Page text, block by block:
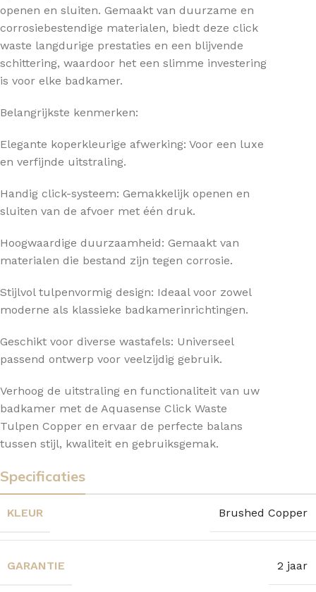
openen en sluiten. Gemaakt van duurzame en
corrosiebestendige materialen, biedt deze click
waste langdurige prestaties en een blijvende
schittering, waardoor het een slimme investering
is voor elke badkamer.
Belangrijkste kenmerken:
Elegante koperkleurige afwerking: Voor een luxe
en verfijnde uitstraling.
Handig click-systeem: Gemakkelijk openen en
sluiten van de afvoer met één druk.
Hoogwaardige duurzaamheid: Gemaakt van
materialen die bestand zijn tegen corrosie.
Stijlvol tulpenvormig design: Ideaal voor zowel
moderne als klassieke badkamerinrichtingen.
Geschikt voor diverse wastafels: Universeel
passend ontwerp voor veelzijdig gebruik.
Verhoog de uitstraling en functionaliteit van uw
badkamer met de Aquasense Click Waste
Tulpen Copper en ervaar de perfecte balans
tussen stijl, kwaliteit en gebruiksgemak.
Specificaties
KLEUR Brushed Copper
GARANTIE 2 jaar